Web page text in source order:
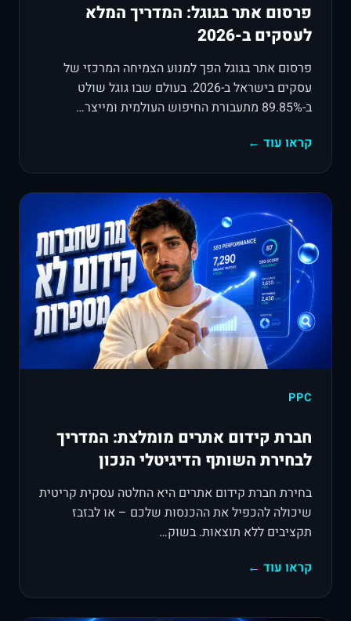
פרסום אתר בגוגל: המדריך המלא
לעסקים ב-2026
פרסום אתר בגוגל הפך למנוע הצמיחה המרכזי של
עסקים בישראל ב-2026. בעולם שבו גוגל שולט
ב-89.85% מתעבורת החיפוש העולמית ומייצר…
קראו עוד ←
PPC
חברת קידום אתרים מומלצת: המדריך
לבחירת השותף הדיגיטלי הנכון
בחירת חברת קידום אתרים היא החלטה עסקית קריטית
שיכולה להכפיל את ההכנסות שלכם – או לבזבז
תקציבים ללא תוצאות. בשוק…
קראו עוד ←